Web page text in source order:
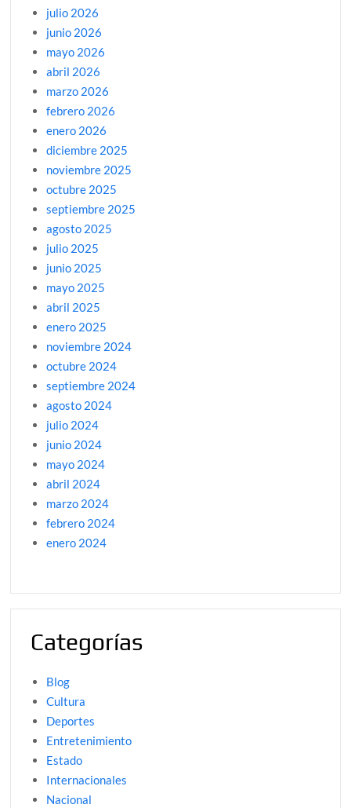
julio 2026
junio 2026
mayo 2026
abril 2026
marzo 2026
febrero 2026
enero 2026
diciembre 2025
noviembre 2025
octubre 2025
septiembre 2025
agosto 2025
julio 2025
junio 2025
mayo 2025
abril 2025
enero 2025
noviembre 2024
octubre 2024
septiembre 2024
agosto 2024
julio 2024
junio 2024
mayo 2024
abril 2024
marzo 2024
febrero 2024
enero 2024
Categorías
Blog
Cultura
Deportes
Entretenimiento
Estado
Internacionales
Nacional